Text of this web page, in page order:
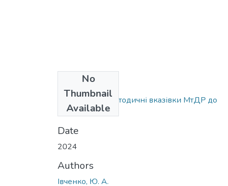
No
Thumbnail
Available
Івченко Ю.А. Методичні вказівки МтДР до
практ.pdf(1 MB)
Date
2024
Authors
Івченко, Ю. А.